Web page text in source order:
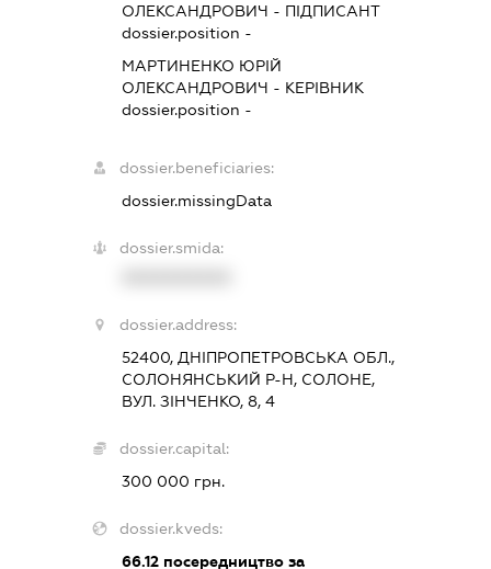
ОЛЕКСАНДРОВИЧ - ПІДПИСАНТ
dossier.position -
МАРТИНЕНКО ЮРІЙ
ОЛЕКСАНДРОВИЧ - КЕРІВНИК
dossier.position -
dossier.beneficiaries:
dossier.missingData
dossier.smida:
dossier.address:
52400, ДНІПРОПЕТРОВСЬКА ОБЛ.,
СОЛОНЯНСЬКИЙ Р-Н, СОЛОНЕ,
ВУЛ. ЗІНЧЕНКО, 8, 4
dossier.capital:
300 000 грн.
dossier.kveds:
66.12посередництво за